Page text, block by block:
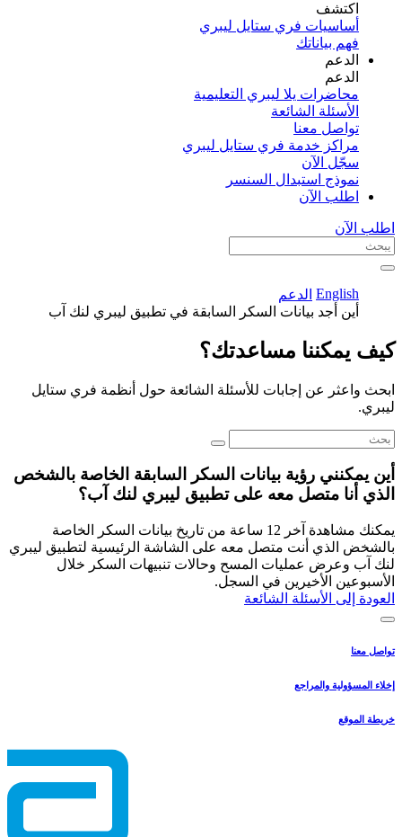
اكتشف​
أساسيات فري ستايل ليبري
فهم بياناتك
الدعم
الدعم
محاضرات يلا ليبري التعليمية
الأسئلة الشائعة
تواصل معنا
مراكز خدمة فري ستايل ليبري
سجّل الآن​
نموذج استبدال السنسر
اطلب الآن
اطلب الآن
English الدعم
أين أجد بيانات السكر السابقة في تطبيق ليبري لنك آب
كيف يمكننا مساعدتك؟
ابحث واعثر عن إجابات للأسئلة الشائعة حول أنظمة فري ستايل
ليبري.
أين يمكنني رؤية بيانات السكر السابقة الخاصة بالشخص
الذي أنا متصل معه على تطبيق ليبري لنك آب؟
يمكنك مشاهدة آخر 12 ساعة من تاريخ بيانات السكر الخاصة
بالشخض الذي أنت متصل معه على الشاشة الرئيسية لتطبيق ليبري
لنك آب وعرض عمليات المسح وحالات تنبيهات السكر خلال
الأسبوعين الأخيرين في السجل.
العودة إلى الأسئلة الشائعة
تواصل معنا
إخلاء المسؤولية والمراجع
خريطة الموقع